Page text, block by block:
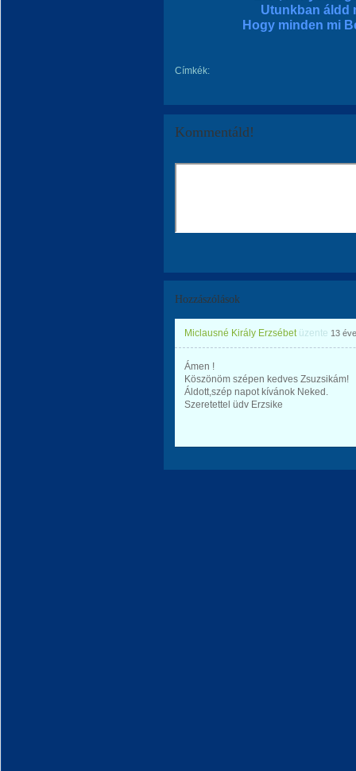
Utunkban áldd
Hogy minden mi
Címkék:
Kommentáld!
Hozzászólások
Miclausné Király Erzsébetüzente 13 éve
Ámen !
Köszönöm szépen kedves Zsuzsikám!
Áldott,szép napot kívánok Neked.
Szeretettel üdv Erzsike